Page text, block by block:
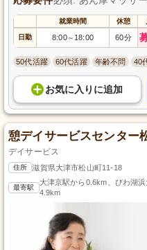
就業時間 休憩
日勤 8:00～ 18:00 60分
50代活躍 60代活躍 年齢不問 40
お気に入り に追加
憩デイサービスセンター
デイサービス
住所 滋賀県大津市松山町11-18
最寄駅
大津京駅から0.6km、びわ湖
4.9km